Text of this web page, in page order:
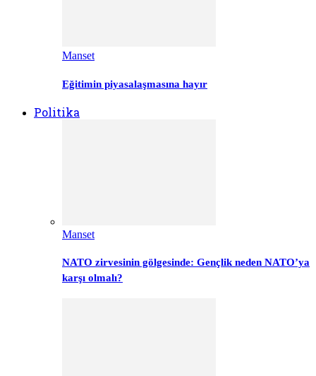
Manset
Eğitimin piyasalaşmasına hayır
Politika
Manset
NATO zirvesinin gölgesinde: Gençlik neden NATO’ya
karşı olmalı?